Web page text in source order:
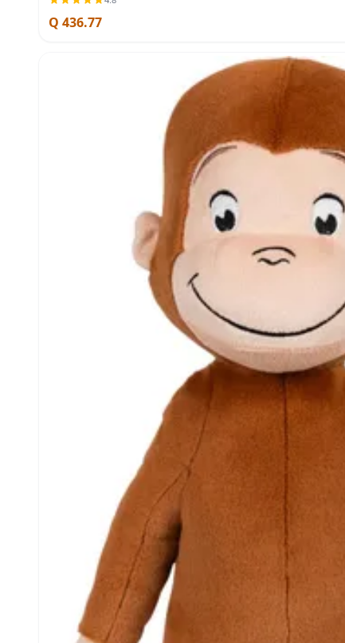
Q 436.77